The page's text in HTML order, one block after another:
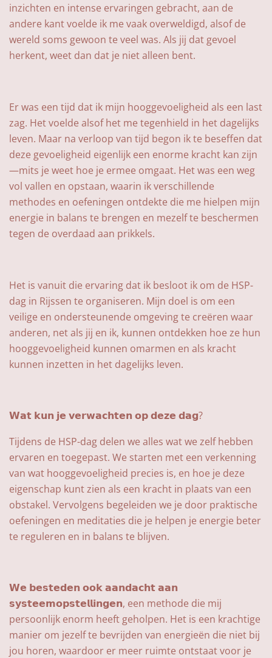
inzichten en intense ervaringen gebracht, aan de
andere kant voelde ik me vaak overweldigd, alsof de
wereld soms gewoon te veel was. Als jij dat gevoel
herkent, weet dan dat je niet alleen bent.
Er was een tijd dat ik mijn hooggevoeligheid als een last
zag. Het voelde alsof het me tegenhield in het dagelijks
leven. Maar na verloop van tijd begon ik te beseffen dat
deze gevoeligheid eigenlijk een enorme kracht kan zijn
—mits je weet hoe je ermee omgaat. Het was een weg
vol vallen en opstaan, waarin ik verschillende
methodes en oefeningen ontdekte die me hielpen mijn
energie in balans te brengen en mezelf te beschermen
tegen de overdaad aan prikkels.
Het is vanuit die ervaring dat ik besloot ik om de HSP-
dag in Rijssen te organiseren. Mijn doel is om een
veilige en ondersteunende omgeving te creëren waar
anderen, net als jij en ik, kunnen ontdekken hoe ze hun
hooggevoeligheid kunnen omarmen en als kracht
kunnen inzetten in het dagelijks leven.
𝗪𝗮𝘁 𝗸𝘂𝗻 𝗷𝗲 𝘃𝗲𝗿𝘄𝗮𝗰𝗵𝘁𝗲𝗻 𝗼𝗽 𝗱𝗲𝘇𝗲 𝗱𝗮𝗴?
Tijdens de HSP-dag delen we alles wat we zelf hebben
ervaren en toegepast. We starten met een verkenning
van wat hooggevoeligheid precies is, en hoe je deze
eigenschap kunt zien als een kracht in plaats van een
obstakel. Vervolgens begeleiden we je door praktische
oefeningen en meditaties die je helpen je energie beter
te reguleren en in balans te blijven.
𝗪𝗲 𝗯𝗲𝘀𝘁𝗲𝗱𝗲𝗻 𝗼𝗼𝗸 𝗮𝗮𝗻𝗱𝗮𝗰𝗵𝘁 𝗮𝗮𝗻
𝘀𝘆𝘀𝘁𝗲𝗲𝗺𝗼𝗽𝘀𝘁𝗲𝗹𝗹𝗶𝗻𝗴𝗲𝗻, een methode die mij
persoonlijk enorm heeft geholpen. Het is een krachtige
manier om jezelf te bevrijden van energieën die niet bij
jou horen, waardoor er meer ruimte ontstaat voor je